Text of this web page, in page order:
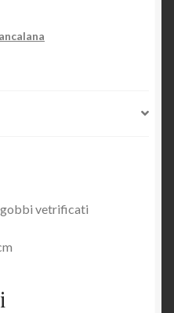
vetrificati